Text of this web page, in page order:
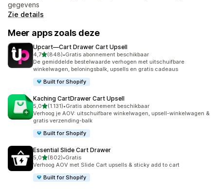
gegevens
Zie details
Meer apps zoals deze
Upcart—Cart Drawer Cart Upsell
4,7van 5 sterren
(848)
848 recensies in totaal
•Gratis abonnement beschikbaar
De gemiddelde bestelwaarde verhogen met uitschuifbare
winkelwagen, beloningsbalk, upsells en gratis cadeaus
Built for Shopify
Kaching CartDrawer Cart Upsell
5,0van 5 sterren
(1.131)
1131 recensies in totaal
•Gratis abonnement beschikbaar
Verhoog je AOV: uitschuifbare winkelwagen, upsell-winkelwagen &
gratis verzending-balk
Built for Shopify
Essential Slide Cart Drawer
5,0van 5 sterren
(802)
802 recensies in totaal
•Gratis
Verhoog AOV met Slide Cart upsells & sticky add to cart
Built for Shopify